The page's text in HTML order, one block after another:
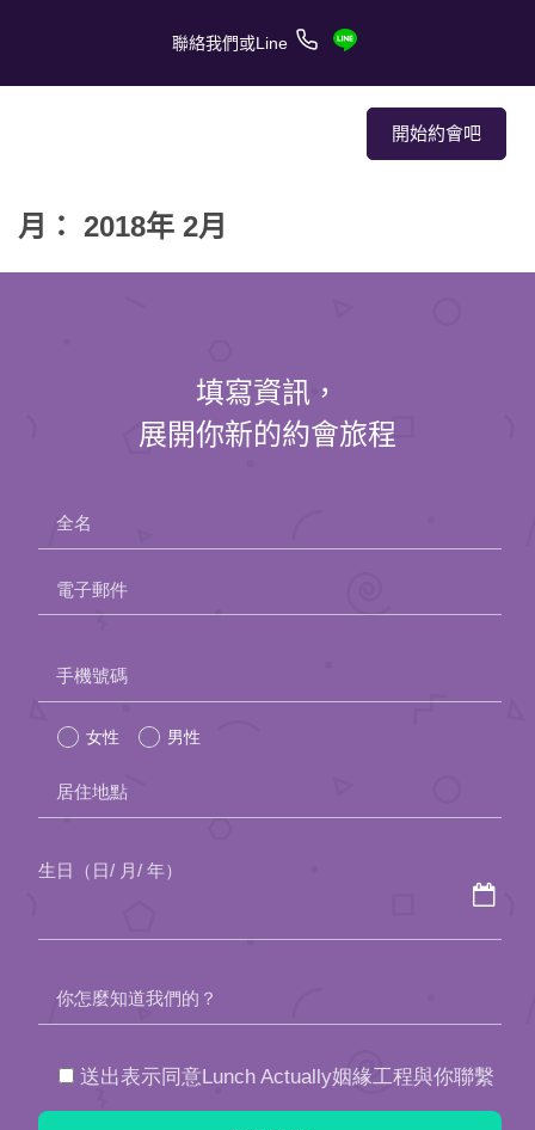
聯絡我們或Line
開始約會吧
關於我們
約會助理App
聯絡我們
月： 2018年 2月
填寫資訊，
展開你新的約會旅程
全名
電子郵件
leave
this
field
empty.
手機號碼
女性 男性
居住地點
生日（日/ 月/ 年）
你怎麼知道我們的？
送出表示同意Lunch Actually姻緣工程與你聯繫